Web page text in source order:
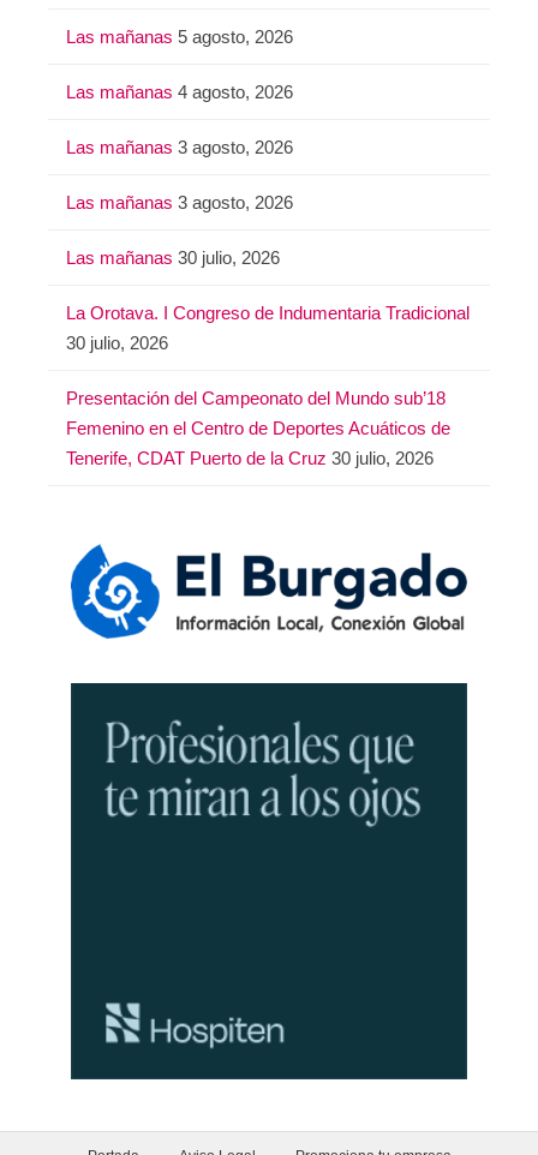
Las mañanas 5 agosto, 2026
Las mañanas 4 agosto, 2026
Las mañanas 3 agosto, 2026
Las mañanas 3 agosto, 2026
Las mañanas 30 julio, 2026
La Orotava. I Congreso de Indumentaria Tradicional
30 julio, 2026
Presentación del Campeonato del Mundo sub’18
Femenino en el Centro de Deportes Acuáticos de
Tenerife, CDAT Puerto de la Cruz 30 julio, 2026